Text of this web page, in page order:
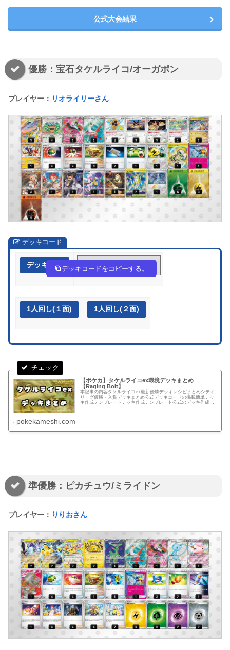
公式大会結果
優勝：宝石タケルライコ/オーガポン
プレイヤー： リオライリーさん
デッキコード
デッキ作成 2SUUSp-FirP0Z-Xpyy2p
デッキコードをコピーする。
1人回し(１面) 1人回し(２面)
【ポケカ】タケルライコex環境デッキまとめ
【Raging Bolt】
本記事の内容タケルライコex最新優勝デッキレシピまとめシティ
リーグ優勝・入賞デッキまとめ公式デッキコードの掲載簡単デッ
キ作成テンプレートデッキ作成テンプレート公式のデッキ作成ペ
pokekameshi.com
準優勝：ピカチュウ/ミライドン
プレイヤー： りりおさん